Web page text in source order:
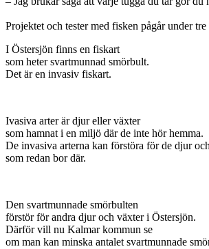
Projektet och tester med fisken pågår under
I Östersjön finns en fiskart
som heter svartmunnad smörbult.
Det är en invasiv fiskart.
Ivasiva arter är djur eller växter
som hamnat i en miljö där de inte hör hemma.
De invasiva arterna kan förstöra för de djur
som redan bor där.
Den svartmunnade smörbulten
förstör för andra djur och växter i Östersjön.
Därför vill nu Kalmar kommun se
om man kan minska antalet svartmunnade